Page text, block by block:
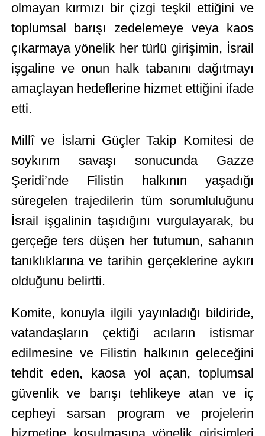
olmayan kırmızı bir çizgi teşkil ettiğini ve
toplumsal barışı zedelemeye veya kaos
çıkarmaya yönelik her türlü girişimin, İsrail
işgaline ve onun halk tabanını dağıtmayı
amaçlayan hedeflerine hizmet ettiğini ifade
etti.
Millî ve İslami Güçler Takip Komitesi de
soykırım savaşı sonucunda Gazze
Şeridi’nde Filistin halkının yaşadığı
süregelen trajedilerin tüm sorumluluğunu
İsrail işgalinin taşıdığını vurgulayarak, bu
gerçeğe ters düşen her tutumun, sahanın
tanıklıklarına ve tarihin gerçeklerine aykırı
olduğunu belirtti.
Komite, konuyla ilgili yayınladığı bildiride,
vatandaşların çektiği acıların istismar
edilmesine ve Filistin halkının geleceğini
tehdit eden, kaosa yol açan, toplumsal
güvenlik ve barışı tehlikeye atan ve iç
cepheyi sarsan program ve projelerin